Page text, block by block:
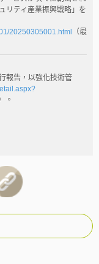
リティ産業振興戦略」を
20250305001.html
（最
報告，以強化技術管
。